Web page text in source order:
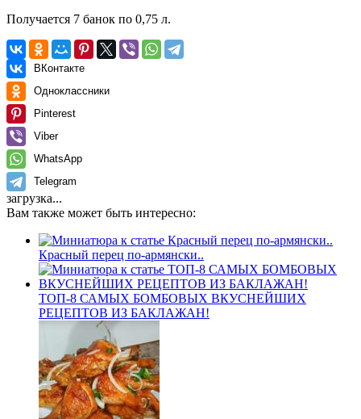
Получается 7 банок по 0,75 л.
ВКонтакте
Одноклассники
Pinterest
Viber
WhatsApp
Telegram
загрузка...
Вам также может быть интересно:
Красный перец по-армянски..
ТОП-8 САМЫХ БОМБОВЫХ ВКУСНЕЙШИХ
РЕЦЕПТОВ ИЗ БАКЛАЖАН!